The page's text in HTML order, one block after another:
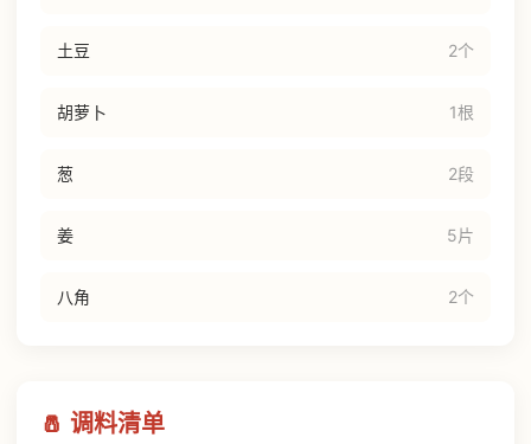
土豆 2个
胡萝卜 1根
葱 2段
姜 5片
八角 2个
🧂 调料清单